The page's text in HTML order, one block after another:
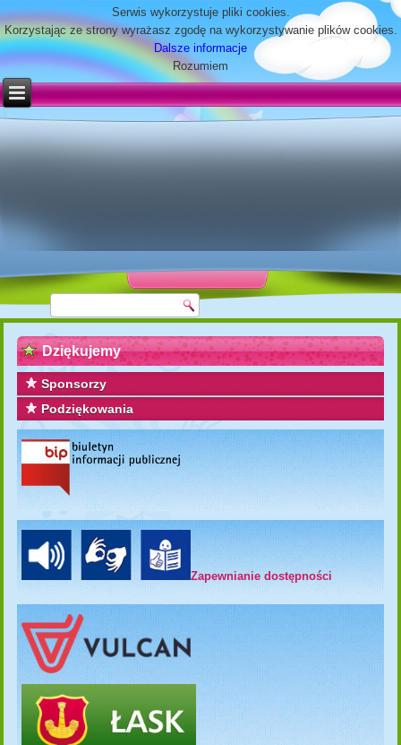
Serwis wykorzystuje pliki cookies.
Korzystając ze strony wyrażasz zgodę na wykorzystywanie plików cookies.
Dalsze informacje
Rozumiem
Dziękujemy
Sponsorzy
Podziękowania
Zapewnianie dostępności